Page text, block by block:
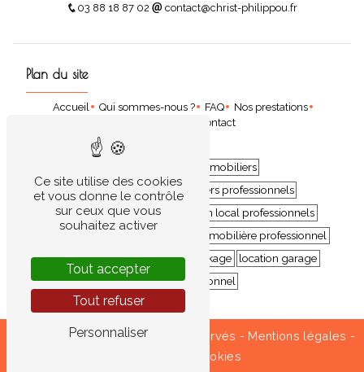
03 88 18 87 02
contact@christ-philippou.fr
Plan du site
Accueil Qui sommes-nous ? FAQ
Nos prestations
Contact
location de biens immobiliers
location de biens immobiliers professionnels
location professionnels
location local professionnels
location immobilière professionnel
location bureau espace de stockage
location garage
espace professionnel
- 2026 - Tous droits réservés - Mentions légales -
Gestion des cookies
Ce site utilise des cookies
et vous donne le contrôle
sur ceux que vous
souhaitez activer
Tout accepter
Tout refuser
Personnaliser